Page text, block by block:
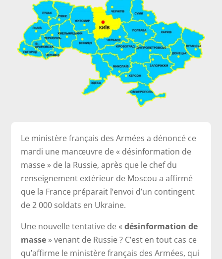
Le ministère français des Armées a dénoncé ce
mardi une manœuvre de « désinformation de
masse » de la Russie, après que le chef du
renseignement extérieur de Moscou a affirmé
que la France préparait l’envoi d’un contingent
de 2 000 soldats en Ukraine.
Une nouvelle tentative de «désinformation de
masse » venant de Russie ? C’est en tout cas ce
qu’affirme le ministère français des Armées, qui